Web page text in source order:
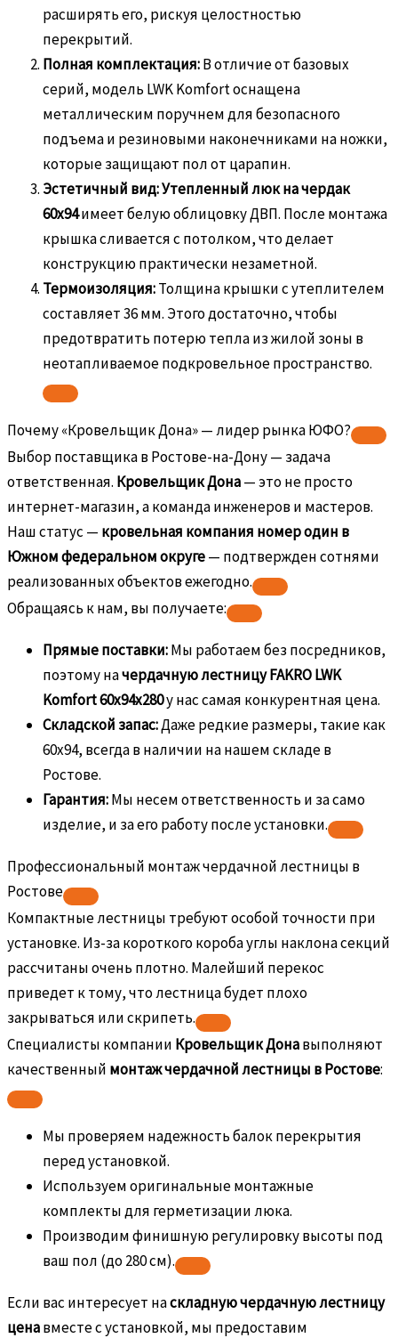
расширять его, рискуя целостностью
перекрытий.
Полная комплектация:В отличие от базовых
серий, модель LWK Komfort оснащена
металлическим поручнем для безопасного
подъема и резиновыми наконечниками на ножки,
которые защищают пол от царапин.
Эстетичный вид:Утепленный люк на чердак
60х94имеет белую облицовку ДВП. После монтажа
крышка сливается с потолком, что делает
конструкцию практически незаметной.
Термоизоляция:Толщина крышки с утеплителем
составляет 36 мм. Этого достаточно, чтобы
предотвратить потерю тепла из жилой зоны в
неотапливаемое подкровельное пространство.
Почему «Кровельщик Дона» — лидер рынка ЮФО?
Выбор поставщика в Ростове-на-Дону — задача
ответственная. Кровельщик Дона— это не просто
интернет-магазин, а команда инженеров и мастеров.
Наш статус — кровельная компания номер один в
Южном федеральном округе— подтвержден сотнями
реализованных объектов ежегодно.
Обращаясь к нам, вы получаете:
Прямые поставки:Мы работаем без посредников,
поэтому начердачную лестницу FAKRO LWK
Komfort 60х94х280у нас самая конкурентная цена.
Складской запас:Даже редкие размеры, такие как
60х94, всегда в наличии на нашем складе в
Ростове.
Гарантия:Мы несем ответственность и за само
изделие, и за его работу после установки.
Профессиональный монтаж чердачной лестницы в
Ростове
Компактные лестницы требуют особой точности при
установке. Из-за короткого короба углы наклона секций
рассчитаны очень плотно. Малейший перекос
приведет к тому, что лестница будет плохо
закрываться или скрипеть.
Специалисты компании Кровельщик Донавыполняют
качественный монтаж чердачной лестницы в Ростове:
Мы проверяем надежность балок перекрытия
перед установкой.
Используем оригинальные монтажные
комплекты для герметизации люка.
Производим финишную регулировку высоты под
ваш пол (до 280 см).
Если вас интересует наскладную чердачную лестницу
ценавместе с установкой, мы предоставим